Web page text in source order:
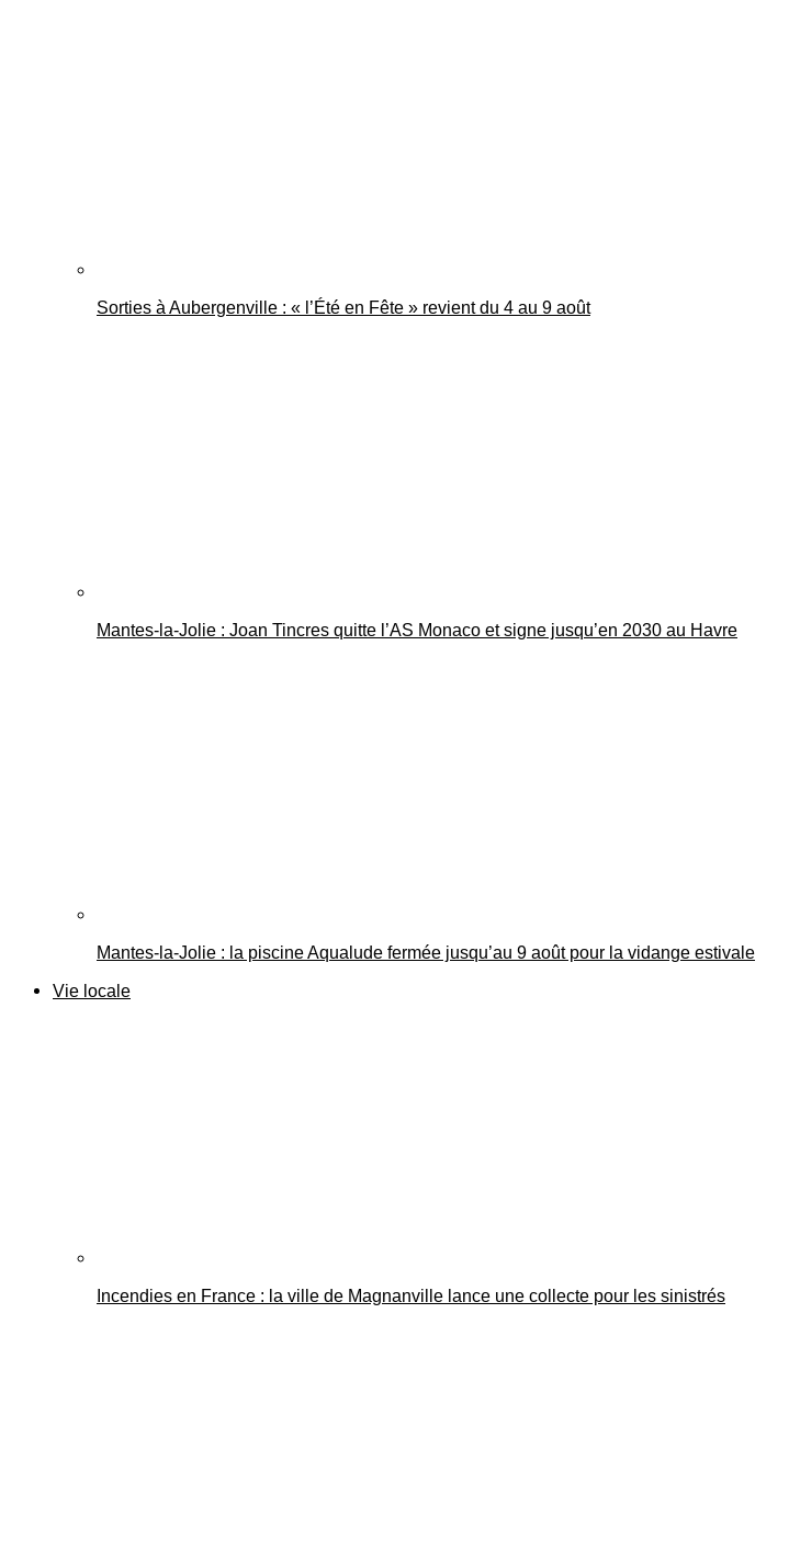
Sorties à Aubergenville : « l’Été en Fête » revient du 4 au 9 août
Mantes-la-Jolie : Joan Tincres quitte l’AS Monaco et signe jusqu’en 2030 au Havre
Mantes-la-Jolie : la piscine Aqualude fermée jusqu’au 9 août pour la vidange estivale
Vie locale
Incendies en France : la ville de Magnanville lance une collecte pour les sinistrés